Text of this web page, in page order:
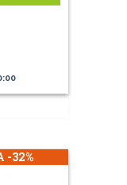
-32%